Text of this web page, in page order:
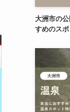
大洲市の
すめのス